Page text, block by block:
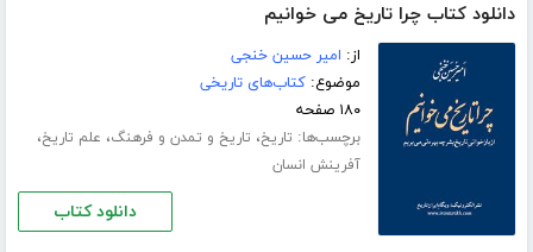
دانلود کتاب چرا تاریخ می خوانیم
از: امیر حسین خنجی
موضوع:کتاب‌های تاریخی
۱۸۰ صفحه
برچسب‌ها: تاریخ، تاریخ و تمدن و فرهنگ، علم تاریخ،
آفرینش انسان
دانلود کتاب